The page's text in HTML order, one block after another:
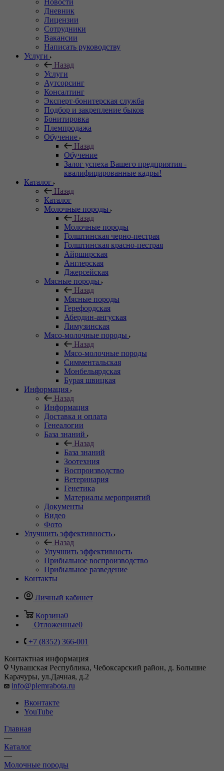
Новости
Дневник
Лицензии
Сотрудники
Вакансии
Написать руководству
Услуги
Назад
Услуги
Аутсорсинг
Консалтинг
Эксперт-бонитерская служба
Подбор и закрепление быков
Бонитировка
Племпродажа
Обучение
Назад
Обучение
Залог успеха Вашего предприятия -
квалифицированные кадры!
Каталог
Назад
Каталог
Молочные породы
Назад
Молочные породы
Голштинская черно-пестрая
Голштинская красно-пестрая
Айрширская
Англерская
Джерсейская
Мясные породы
Назад
Мясные породы
Герефордская
Абердин-ангуская
Лимузинская
Мясо-молочные породы
Назад
Мясо-молочные породы
Симментальская
Монбельярдская
Бурая швицкая
Информация
Назад
Информация
Доставка и оплата
Генеалогии
База знаний
Назад
База знаний
Зоотехния
Воспроизводство
Ветеринария
Генетика
Материалы мероприятий
Документы
Видео
Фото
Улучшить эффективность
Назад
Улучшить эффективность
Прибыльное воспроизводство
Прибыльное разведение
Контакты
Личный кабинет
Корзина0
Отложенные0
+7 (8352) 366-001
Контактная информация
Чувашская Республика, Чебоксарский район, д. Большие
Карачуры, ул.Дачная, д.2
info@plemrabota.ru
Вконтакте
YouTube
Главная
—
Каталог
—
Молочные породы